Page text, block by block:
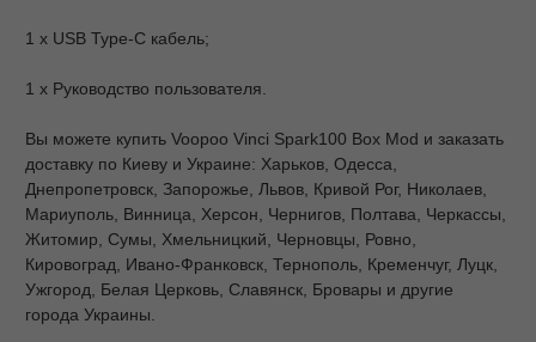
1 х USB Type-C кабель;
1 х Руководство пользователя.
Вы можете купить Voopoo Vinci Spark100 Box Mod и заказать
доставку по Киеву и Украине: Харьков, Одесса,
Днепропетровск, Запорожье, Львов, Кривой Рог, Николаев,
Мариуполь, Винница, Херсон, Чернигов, Полтава, Черкассы,
Житомир, Сумы, Хмельницкий, Черновцы, Ровно,
Кировоград, Ивано-Франковск, Тернополь, Кременчуг, Луцк,
Ужгород, Белая Церковь, Славянск, Бровары и другие
города Украины.